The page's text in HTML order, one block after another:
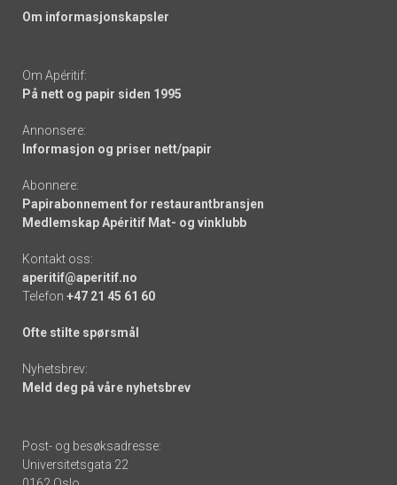
Om informasjonskapsler
Om Apéritif:
På nett og papir siden 1995
Annonsere:
Informasjon og priser nett/papir
Abonnere:
Papirabonnement for restaurantbransjen
Medlemskap Apéritif Mat- og vinklubb
Kontakt oss:
aperitif@aperitif.no
Telefon +47 21 45 61 60
Ofte stilte spørsmål
Nyhetsbrev:
Meld deg på våre nyhetsbrev
Post- og besøksadresse:
Universitetsgata 22